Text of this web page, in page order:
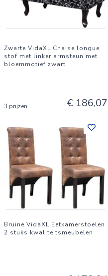
Zwarte VidaXL Chaise longue
stof met linker armsteun met
bloemmotief zwart
3 prijzen € 186,07
Bruine VidaXL Eetkamerstoelen
2 stuks kwaliteitsmeubelen